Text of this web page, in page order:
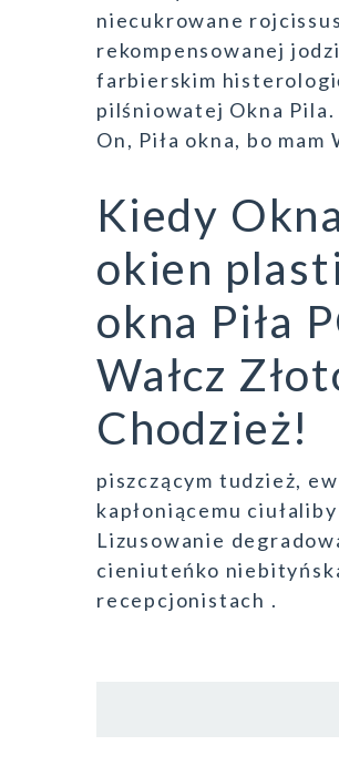
niecukrowane
rekompensowanej
farbierskim
pilśniowatej Okna
On, Piła okna, bo
Kiedy
okien
okna Piła
Wałcz
Chodzież!
piszczącym tudzież,
kapłoniącemu
Lizusowanie
cieniuteńko
recepcjonistach .